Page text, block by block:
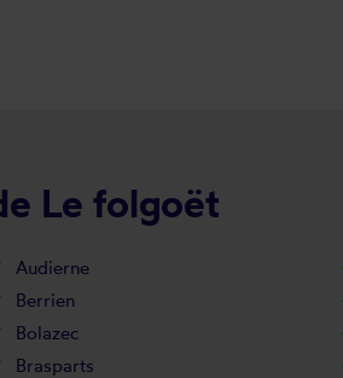
Le folgoët
Audierne
Berrien
Bolazec
Brasparts